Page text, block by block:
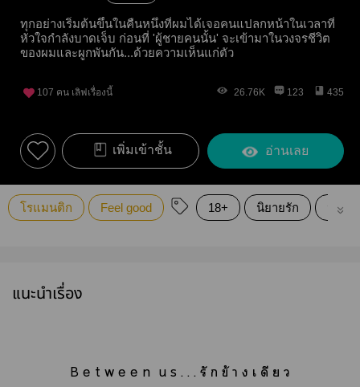
ทุกอย่างเริ่มต้นขึ้นในคืนหนึ่งที่ผมได้เจอคนแปลกหน้าในเวลาที่
หัวใจกำลังบาดเจ็บ ก่อนที่ 'ผู้ชายคนนั้น' จะเข้ามาในวงจรชีวิต
ของผมและผูกพันกัน...ด้วยความเห็นแก่ตัว
107 คน เลิฟเรื่องนี้ 26.76K 123 435
เพิ่มเข้าชั้น อ่านเลย
โรแมนติก Feel good 18+ นิยายรัก นิยา
แนะนำเรื่อง
B e t w e e n u s . . . รั ก ข้ า ง เ ดี ย ว